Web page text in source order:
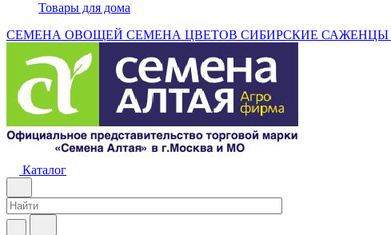
Товары для дома
СЕМЕНА ОВОЩЕЙ СЕМЕНА ЦВЕТОВ СИБИРСКИЕ САЖЕНЦЫ
Каталог